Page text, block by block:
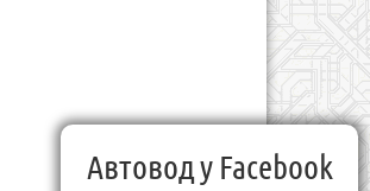
Автовод у Facebook